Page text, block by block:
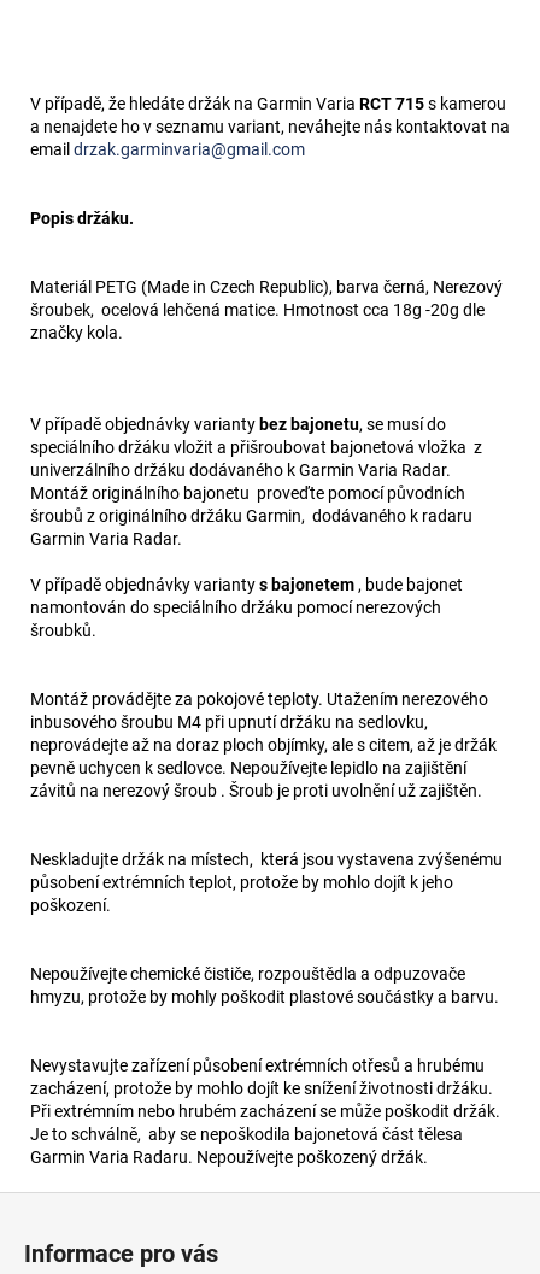
V případě, že hledáte držák na Garmin Varia RCT 715s kamerou
a nenajdete ho v seznamu variant, neváhejte nás kontaktovat na
emaildrzak.garminvaria@gmail.com
Popis držáku.
Materiál PETG (Made in Czech Republic), barva černá, Nerezový
šroubek, ocelová lehčená matice. Hmotnost cca 18g -20g dle
značky kola.
V případě objednávky variantybez bajonetu, se musí do
speciálního držáku vložit a přišroubovat bajonetová vložka z
univerzálního držáku dodávaného k Garmin Varia Radar.
Montáž originálního bajonetu proveďte pomocí původních
šroubů z originálního držáku Garmin, dodávaného k radaru
Garmin Varia Radar.
V případě objednávky variantys bajonetem , bude bajonet
namontován do speciálního držáku pomocí nerezových
šroubků.
Montáž provádějte za pokojové teploty. Utažením nerezového
inbusového šroubu M4 při upnutí držáku na sedlovku,
neprovádejte až na doraz ploch objímky, ale s citem, až je držák
pevně uchycen k sedlovce. Nepoužívejte lepidlo na zajištění
závitů na nerezový šroub . Šroub je proti uvolnění už zajištěn.
Neskladujte držák na místech, která jsou vystavena zvýšenému
působení extrémních teplot, protože by mohlo dojít k jeho
poškození.
Nepoužívejte chemické čističe, rozpouštědla a odpuzovače
hmyzu, protože by mohly poškodit plastové součástky a barvu.
Nevystavujte zařízení působení extrémních otřesů a hrubému
zacházení, protože by mohlo dojít ke snížení životnosti držáku.
Při extrémním nebo hrubém zacházení se může poškodit držák.
Je to schválně, aby se nepoškodila bajonetová část tělesa
Garmin Varia Radaru. Nepoužívejte poškozený držák.
Informace pro vás